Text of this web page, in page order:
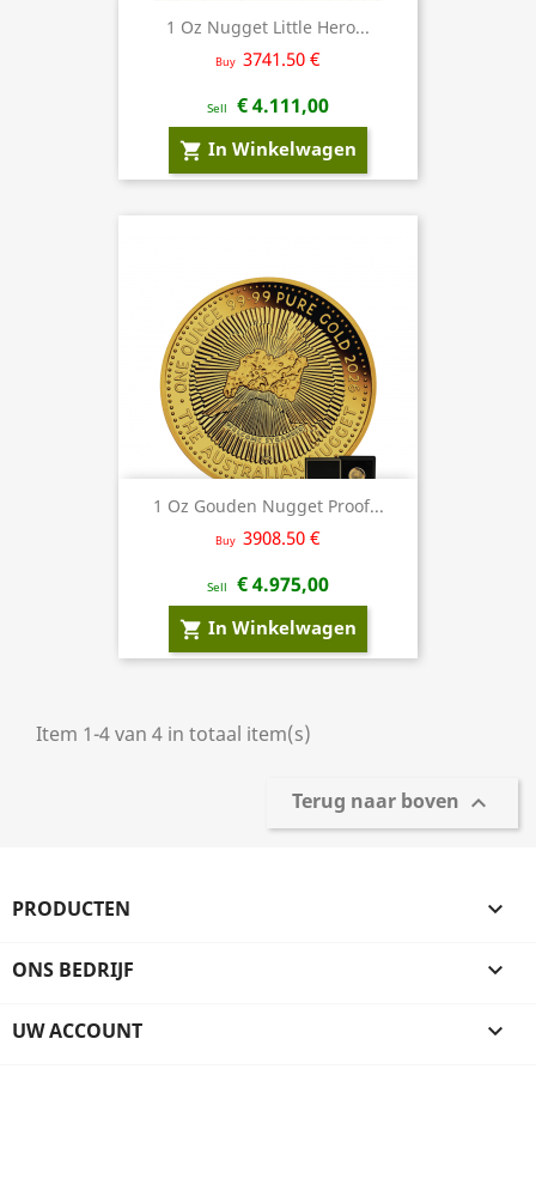
1 Oz Nugget Little Hero...
Buy 3741.50 €
Sell € 4.111,00
shopping_cart In Winkelwagen
1 Oz Gouden Nugget Proof...
Buy 3908.50 €
Sell € 4.975,00
shopping_cart In Winkelwagen
Item 1-4 van 4 in totaal item(s)
Terug naar boven 
PRODUCTEN 
ONS BEDRIJF 
UW ACCOUNT 